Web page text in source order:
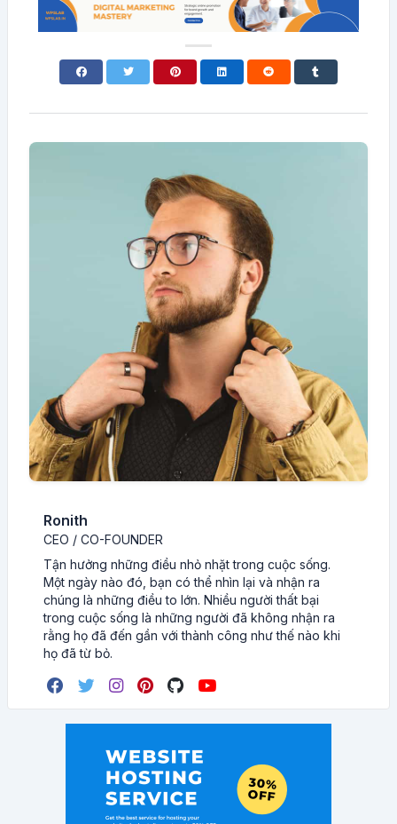
Ronith
CEO / CO-FOUNDER
Tận hưởng những điều nhỏ nhặt trong cuộc sống.
Một ngày nào đó, bạn có thể nhìn lại và nhận ra
chúng là những điều to lớn. Nhiều người thất bại
trong cuộc sống là những người đã không nhận ra
rằng họ đã đến gần với thành công như thế nào khi
họ đã từ bỏ.